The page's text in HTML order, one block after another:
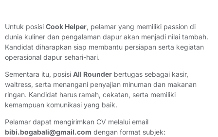
Untuk posisi Cook Helper, pelamar yang memiliki passion di
dunia kuliner dan pengalaman dapur akan menjadi nilai tambah.
Kandidat diharapkan siap membantu persiapan serta kegiatan
operasional dapur sehari-hari.
Sementara itu, posisi All Rounder bertugas sebagai kasir,
waitress, serta menangani penyajian minuman dan makanan
ringan. Kandidat harus ramah, cekatan, serta memiliki
kemampuan komunikasi yang baik.
Pelamar dapat mengirimkan CV melalui email
bibi.bogabali@gmail.com dengan format subjek: